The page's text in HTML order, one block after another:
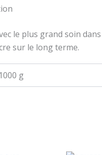
le plus grand soin
sur le long terme.
1000 g